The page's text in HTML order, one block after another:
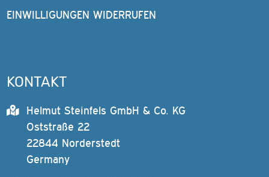
EINWILLIGUNGEN WIDERRUFEN
KONTAKT
Helmut Steinfels GmbH & Co. KG
Oststraße 22
22844 Norderstedt
Germany